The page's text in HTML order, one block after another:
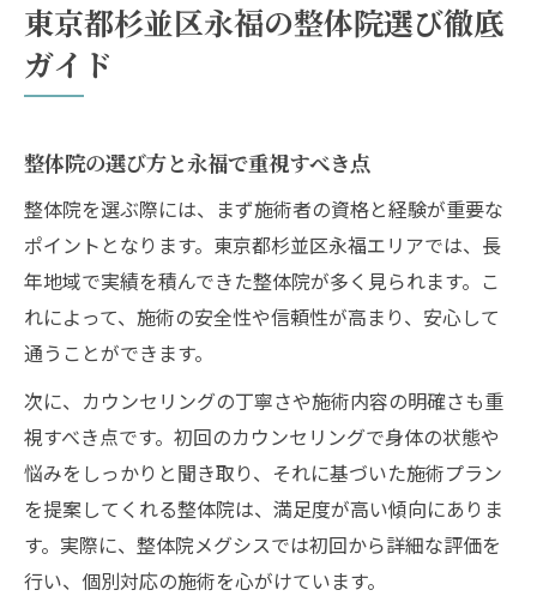
整体院おすすめの施術内容を比較検証
整体院おすすめの技術力と対応力を比較
整体院選びで大切な信頼性の見極め方
産後ケアを重視するなら永福の整体院へ
整体院で受けられる産後ケアの特徴解説
産後骨盤矯正なら整体院がおすすめな理由
永福の整体院での産後ケア体験談まとめ
整体院の産後ケアはどんな人に向いている
か
産後ママに整体院が選ばれるポイント
永福エリアで整体院を選ぶ際の基準とは
整体院おすすめの選定基準を解説します
東京都杉並区永福の整体院選び徹底
ガイド
整体院の選び方と永福で重視すべき点
整体院を選ぶ際には、まず施術者の資格と経験が重要な
ポイントとなります。東京都杉並区永福エリアでは、長
年地域で実績を積んできた整体院が多く見られます。こ
れによって、施術の安全性や信頼性が高まり、安心して
通うことができます。
次に、カウンセリングの丁寧さや施術内容の明確さも重
視すべき点です。初回のカウンセリングで身体の状態や
悩みをしっかりと聞き取り、それに基づいた施術プラン
を提案してくれる整体院は、満足度が高い傾向にありま
す。実際に、整体院メグシスでは初回から詳細な評価を
行い、個別対応の施術を心がけています。